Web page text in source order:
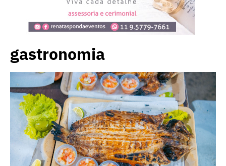
gastronomia